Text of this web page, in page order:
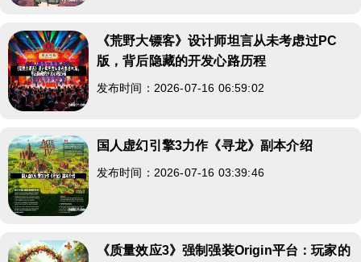
《荒野大镖客》设计师坦言从未考虑过PC
版，背后隐藏的开发心路历程
发布时间：2026-07-16 06:59:02
国人虚幻引擎3力作《寻龙》副本介绍
发布时间：2026-07-16 03:39:46
《质量效应3》强制强装Origin平台：玩家的